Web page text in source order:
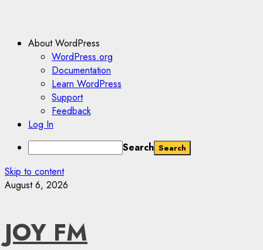
About WordPress
WordPress.org
Documentation
Learn WordPress
Support
Feedback
Log In
Search
Skip to content
August 6, 2026
JOY FM